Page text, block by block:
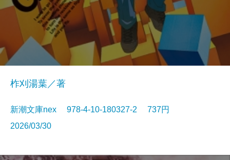
柞刈湯葉／著
新潮文庫nex 978-4-10-180327-2 737円
2026/03/30